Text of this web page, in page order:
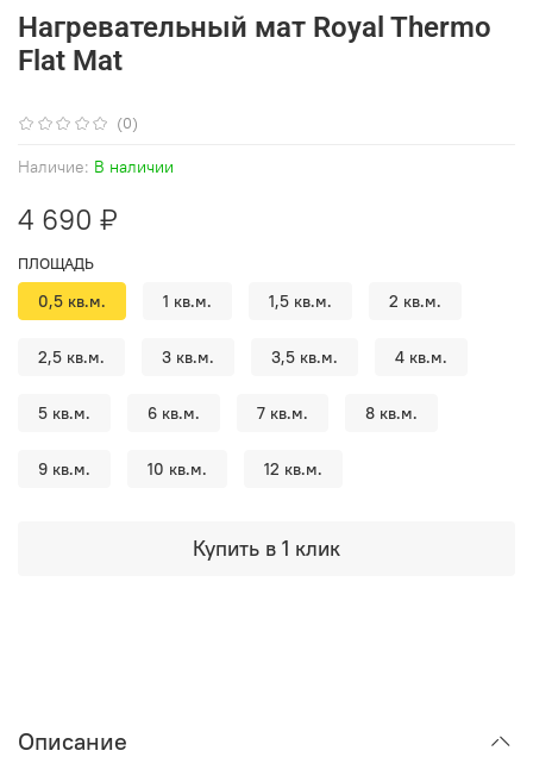
(0)
Наличие: В наличии
Нагревательный мат Royal Thermo
Flat Mat
4 690 ₽
Купить в 1 клик
ПЛОЩАДЬ
0,5 кв.м. 1 кв.м. 1,5 кв.м. 2 кв.м.
2,5 кв.м. 3 кв.м. 3,5 кв.м. 4 кв.м.
5 кв.м. 6 кв.м. 7 кв.м. 8 кв.м.
9 кв.м. 10 кв.м. 12 кв.м.
Описание